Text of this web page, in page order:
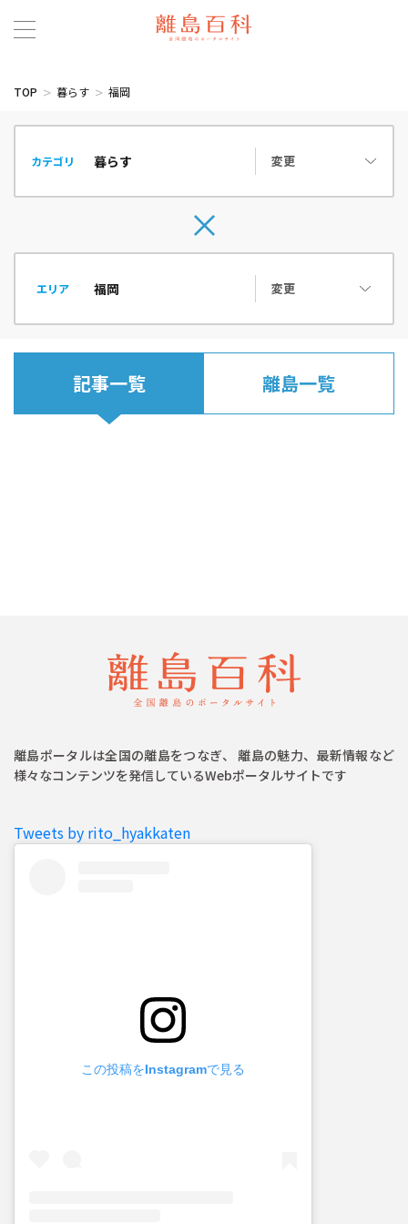
TOP 暮らす 福岡
カテゴリ 変更
エリア 変更
記事一覧 離島一覧
離島ポータルは全国の離島をつなぎ、 離島の魅力、最新情報など
様々なコンテンツを発信しているWebポータルサイトです
Tweets by rito_hyakkaten
この投稿をInstagramで見る